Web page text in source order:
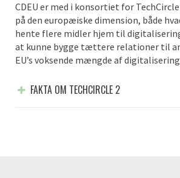
CDEU er med i konsortiet for
på den europæiske dimension, både
hente flere midler hjem til
at kunne bygge tættere relationer til
EU’s voksende mængde af
FAKTA OM TECHCIRCLE 2